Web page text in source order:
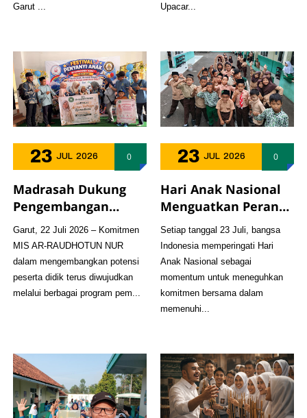
Garut ...
Upacar...
23 JUL 2026 0
Madrasah Dukung
Pengembangan
Minat dan Bakat,
Ainayya Fathiyya
Ramadhani Ikuti
Festival Penyanyi
Anak Se-Kabupaten
Garut, 22 Juli 2026 – Komitmen
MIS AR-RAUDHOTUN NUR
dalam mengembangkan potensi
peserta didik terus diwujudkan
melalui berbagai program pem...
23 JUL 2026 0
Hari Anak Nasional
Menguatkan Peran
Madrasah Mendidik
Generasi Bangsa
Setiap tanggal 23 Juli, bangsa
Indonesia memperingati Hari
Anak Nasional sebagai
momentum untuk meneguhkan
komitmen bersama dalam
memenuhi...